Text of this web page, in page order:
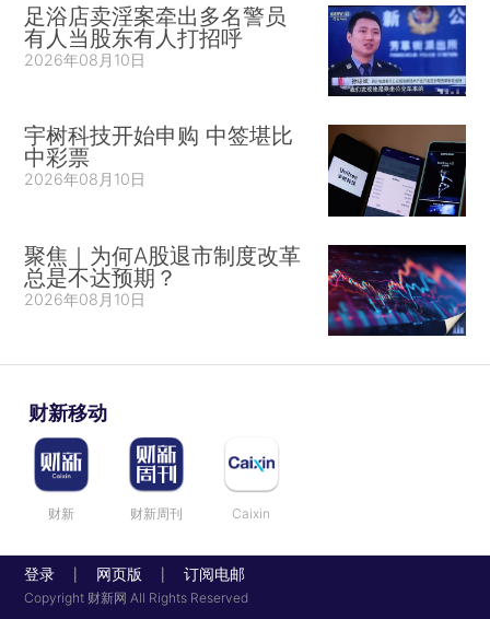
足浴店卖淫案牵出多名警员
有人当股东有人打招呼
2026年08月10日
宇树科技开始申购 中签堪比
中彩票
2026年08月10日
聚焦｜为何A股退市制度改革
总是不达预期？
2026年08月10日
财新移动
财新 财新周刊 Caixin
登录 网页版 订阅电邮
Copyright 财新网 All Rights Reserved